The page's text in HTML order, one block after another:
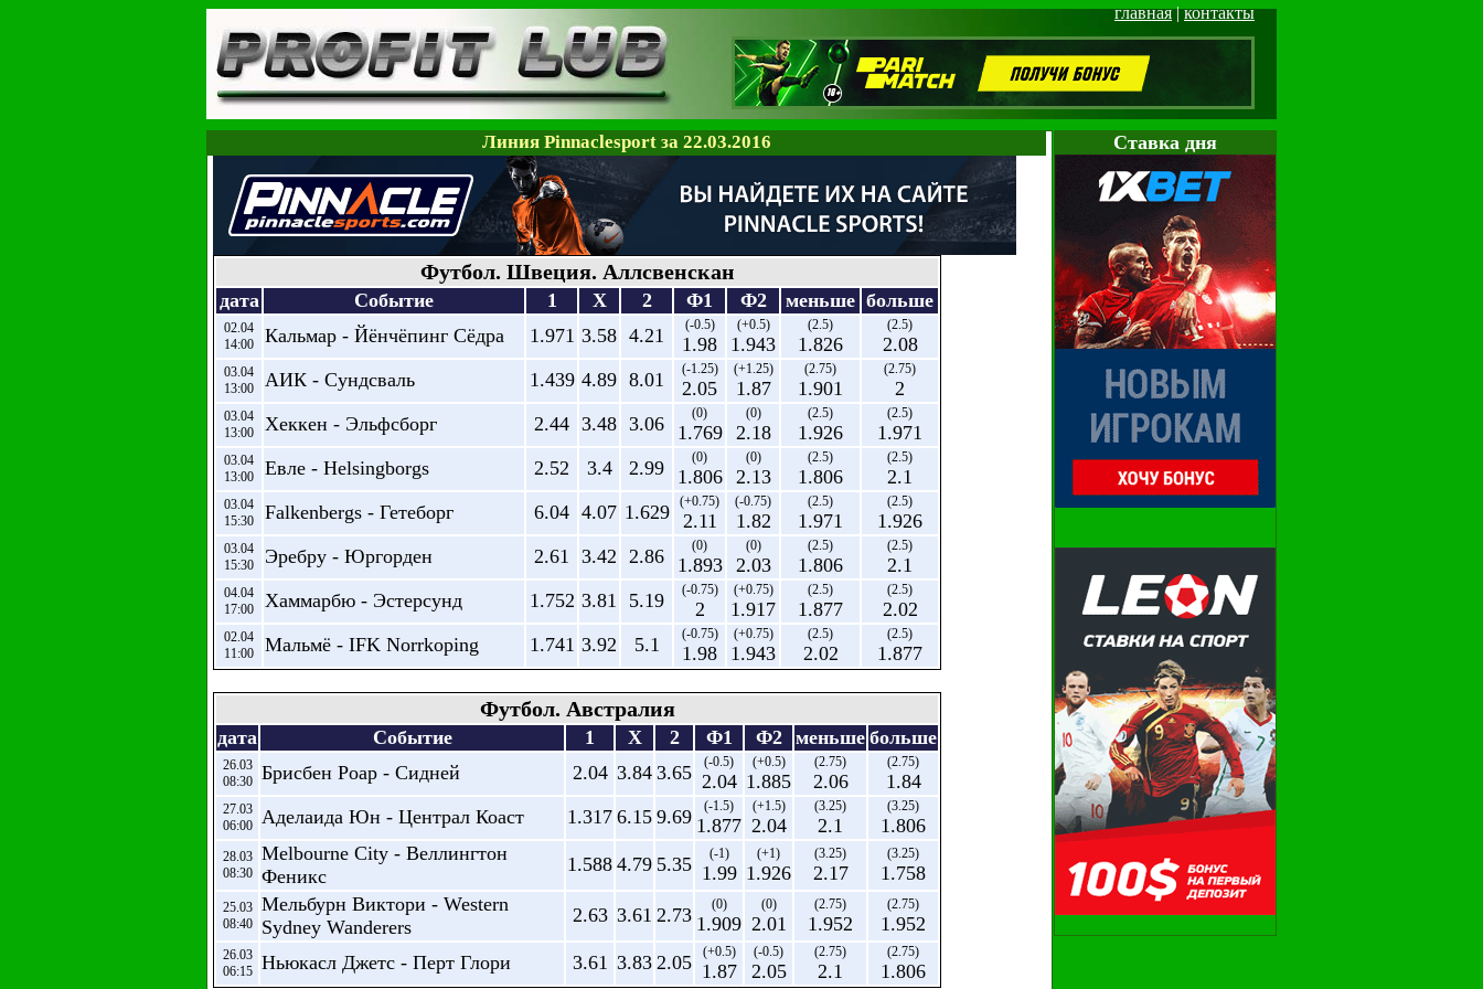
главная|контакты
Cтавка дня
Линия Pinnaclesport за 22.03.2016
Футбол. Швеция. Аллсвенскан
дата Событие 1 X 2 Ф1 Ф2 меньше больше
02.04
14:00
Кальмар - Йёнчёпинг Сёдра 1.971 3.58 4.21 (-0.5)
1.98
(+0.5)
1.943
(2.5)
1.826
(2.5)
2.08
03.04
13:00
АИК - Сундсваль 1.439 4.89 8.01 (-1.25)
2.05
(+1.25)
1.87
(2.75)
1.901
(2.75)
2
03.04
13:00
Хеккен - Эльфсборг 2.44 3.48 3.06 (0)
1.769
(0)
2.18
(2.5)
1.926
(2.5)
1.971
03.04
13:00
Евле - Helsingborgs 2.52 3.4 2.99 (0)
1.806
(0)
2.13
(2.5)
1.806
(2.5)
2.1
03.04
15:30
Falkenbergs - Гетеборг 6.04 4.07 1.629 (+0.75)
2.11
(-0.75)
1.82
(2.5)
1.971
(2.5)
1.926
03.04
15:30
Эребру - Юргорден 2.61 3.42 2.86 (0)
1.893
(0)
2.03
(2.5)
1.806
(2.5)
2.1
04.04
17:00
Хаммарбю - Эстерсунд 1.752 3.81 5.19 (-0.75)
2
(+0.75)
1.917
(2.5)
1.877
(2.5)
2.02
02.04
11:00
Мальмё - IFK Norrkoping 1.741 3.92 5.1 (-0.75)
1.98
(+0.75)
1.943
(2.5)
2.02
(2.5)
1.877
Футбол. Австралия
дата Событие 1 X 2 Ф1 Ф2 меньше больше
26.03
08:30
Брисбен Роар - Сидней 2.04 3.84 3.65 (-0.5)
2.04
(+0.5)
1.885
(2.75)
2.06
(2.75)
1.84
27.03
06:00
Аделаида Юн - Централ Коаст 1.317 6.15 9.69 (-1.5)
1.877
(+1.5)
2.04
(3.25)
2.1
(3.25)
1.806
28.03
08:30
Melbourne City - Веллингтон
Феникс
1.588 4.79 5.35 (-1)
1.99
(+1)
1.926
(3.25)
2.17
(3.25)
1.758
25.03
08:40
Мельбурн Виктори - Western
Sydney Wanderers
2.63 3.61 2.73 (0)
1.909
(0)
2.01
(2.75)
1.952
(2.75)
1.952
26.03
06:15
Ньюкасл Джетс - Перт Глори 3.61 3.83 2.05 (+0.5)
1.87
(-0.5)
2.05
(2.75)
2.1
(2.75)
1.806